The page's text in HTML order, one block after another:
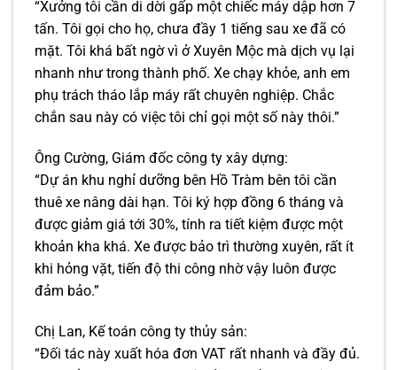
“Xưởng tôi cần di dời gấp một chiếc máy dập hơn 7
tấn. Tôi gọi cho họ, chưa đầy 1 tiếng sau xe đã có
mặt. Tôi khá bất ngờ vì ở Xuyên Mộc mà dịch vụ lại
nhanh như trong thành phố. Xe chạy khỏe, anh em
phụ trách tháo lắp máy rất chuyên nghiệp. Chắc
chắn sau này có việc tôi chỉ gọi một số này thôi.”
Ông Cường, Giám đốc công ty xây dựng:
“Dự án khu nghỉ dưỡng bên Hồ Tràm bên tôi cần
thuê xe nâng dài hạn. Tôi ký hợp đồng 6 tháng và
được giảm giá tới 30%, tính ra tiết kiệm được một
khoản kha khá. Xe được bảo trì thường xuyên, rất ít
khi hỏng vặt, tiến độ thi công nhờ vậy luôn được
đảm bảo.”
Chị Lan, Kế toán công ty thủy sản:
“Đối tác này xuất hóa đơn VAT rất nhanh và đầy đủ.